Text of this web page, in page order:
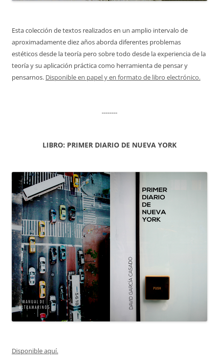
Esta colección de textos realizados en un amplio intervalo de
aproximadamente diez años aborda diferentes problemas
estéticos desde la teoría pero sobre todo desde la experiencia de la
teoría y su aplicación práctica como herramienta de pensar y
pensarnos. Disponible en papel y en formato de libro electrónico.
--------
LIBRO: PRIMER DIARIO DE NUEVA YORK
Disponible aquí.